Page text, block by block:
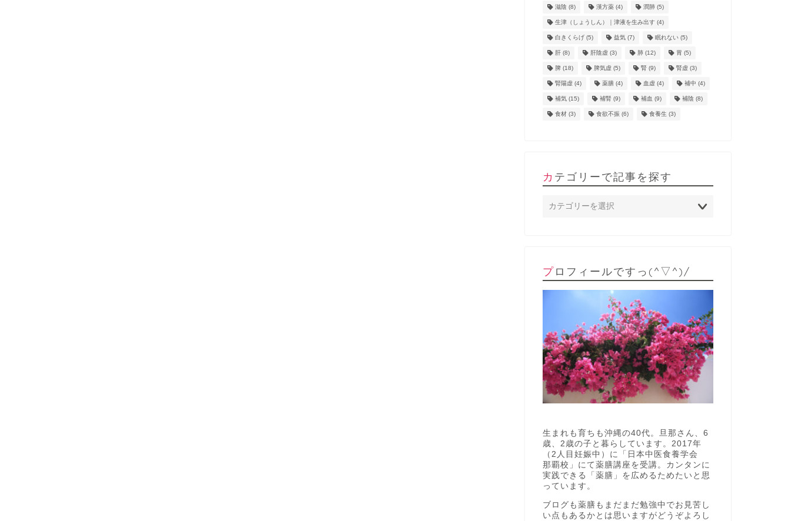
滋陰(8) 漢方薬(4) 潤肺(5)
生津（しょうしん）｜津液を生み出す(4)
白きくらげ(5) 益気(7) 眠れない(5)
肝(8) 肝陰虚(3) 肺(12) 胃 (5)
脾(18) 脾気虚(5) 腎(9) 腎虚(3)
腎陽虚(4) 薬膳(4) 血虚(4) 補中 (4)
補気(15) 補腎(9) 補血 (9) 補陰(8)
食材(3) 食欲不振 (6) 食養生 (3)
カテゴリーで記事を探す
プロフィールですっ(^▽^)/
生まれも育ちも沖縄の40代。旦那さん、6
歳、2歳の子と暮らしています。2017年
（2人目妊娠中）に「日本中医食養学会
那覇校」にて薬膳講座を受講。カンタンに
実践できる「薬膳」を広めるためたいと思
っています。
ブログも薬膳もまだまだ勉強中でお見苦し
い点もあるかとは思いますがどうぞよろし